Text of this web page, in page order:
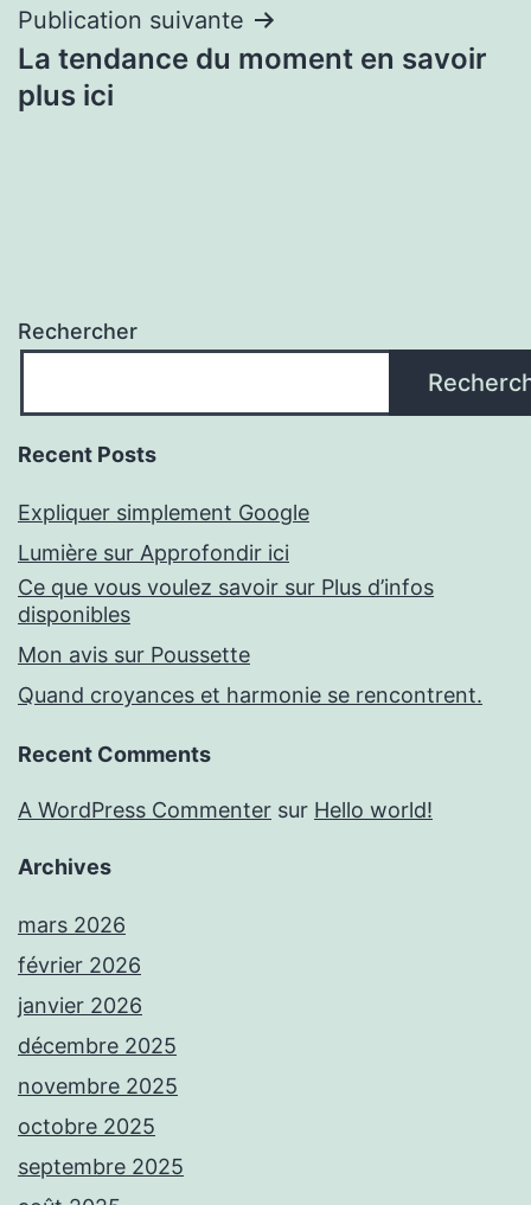
l’article
Publication suivante
La tendance du moment en savoir
plus ici
Rechercher
Recent Posts
Expliquer simplement Google
Lumière sur Approfondir ici
Ce que vous voulez savoir sur Plus d’infos
disponibles
Mon avis sur Poussette
Quand croyances et harmonie se rencontrent.
Recent Comments
A WordPress Commenter sur Hello world!
Archives
mars 2026
février 2026
janvier 2026
décembre 2025
novembre 2025
octobre 2025
septembre 2025